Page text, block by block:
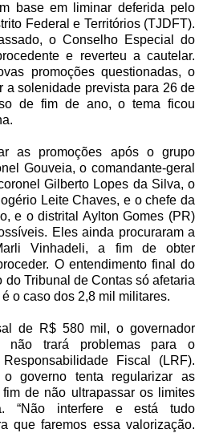
base em liminar deferida pelo
Federal e Territórios (TJDFT).
o Conselho Especial do
e reverteu a cautelar.
promoções questionadas, o
a solenidade prevista para 26 de
de fim de ano, o tema ficou
as promoções após o grupo
Gouveia, o comandante-geral
Gilberto Lopes da Silva, o
Leite Chaves, e o chefe da
e o distrital Aylton Gomes (PR)
Eles ainda procuraram a
Vinhadeli, a fim de obter
O entendimento final do
Tribunal de Contas só afetaria
o caso dos 2,8 mil militares.
de R$ 580 mil, o governador
não trará problemas para o
Fiscal (LRF).
governo tenta regularizar as
de não ultrapassar os limites
“Não interfere e está tudo
que faremos essa valorização.